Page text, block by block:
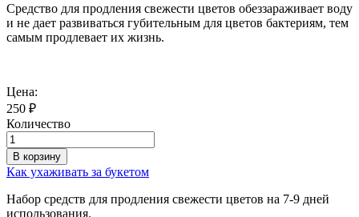
Средство для продления свежести цветов обеззараживает воду
и не дает развиваться губительным для цветов бактериям, тем
самым продлевает их жизнь.
Цена:
250 ₽
Количество
В корзину
Как ухаживать за букетом
Набор средств для продления свежести цветов на 7-9 дней
использования.